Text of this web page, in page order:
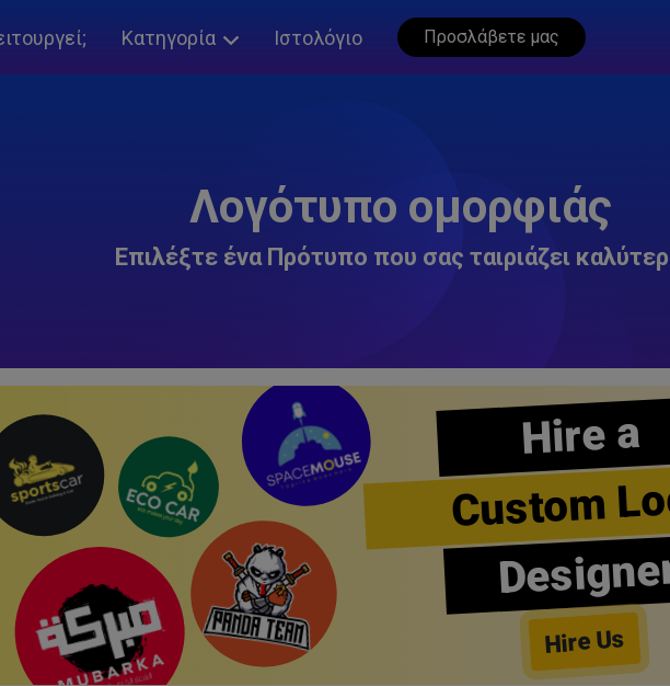
Κατηγορία Ιστολόγιο Προσλάβετε μας
Λογότυπο ομορφιάς
Επιλέξτε ένα Πρότυπο που σας ταιριάζει
Hire a
Custom
Hire Us